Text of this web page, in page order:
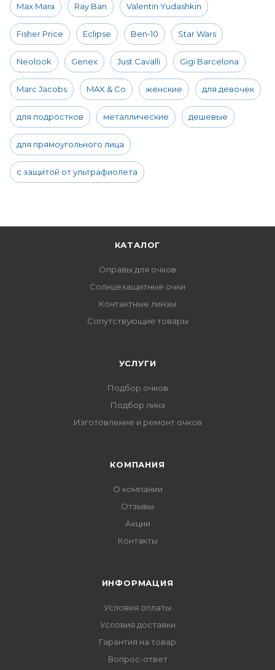
Max Mara Ray Ban Valentin Yudashkin
Fisher Price Eclipse Ben-10 Star Wars
Neolook Genex Just Cavalli Gigi Barcelona
Marc Jacobs MAX & Co женские для девочек
для подростков металлические дешевые
для прямоугольного лица
с защитой от ультрафиолета
КАТАЛОГ
Оправы для очков
Солнцезащитные очки
Контактные линзы
Сопутствующие товары
УСЛУГИ
Подбор очков
Подбор линз
Изготовление и ремонт очков
КОМПАНИЯ
О компании
Отзывы
Акции
Контакты
ИНФОРМАЦИЯ
Условия оплаты
Условия доставки
Гарантия на товар
Вопрос-ответ